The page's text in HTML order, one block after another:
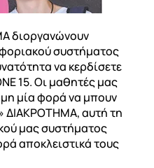
διοργανώνουν
συστήματος
να κερδίσετε
15. Οι μαθητές μας
μία φορά να μπουν
ΔΙΑΚΡΟΤΗΜΑ, αυτή τη
μας συστήματος
αποκλειστικά τους